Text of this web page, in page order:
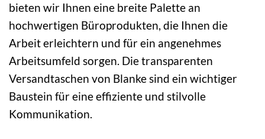
bieten wir Ihnen eine breite Palette an
hochwertigen Büroprodukten, die Ihnen die
Arbeit erleichtern und für ein angenehmes
Arbeitsumfeld sorgen. Die transparenten
Versandtaschen von Blanke sind ein wichtiger
Baustein für eine effiziente und stilvolle
Kommunikation.